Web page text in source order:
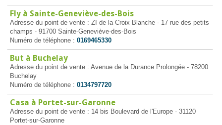
Fly à Sainte-Geneviève-des-Bois
Adresse du point de vente : ZI de la Croix Blanche - 17 rue des petits
champs - 91700 Sainte-Geneviève-des-Bois
Numéro de téléphone : 0169465330
But à Buchelay
Adresse du point de vente : Avenue de la Durance Prolongée - 78200
Buchelay
Numéro de téléphone : 0134797720
Casa à Portet-sur-Garonne
Adresse du point de vente : 14 bis Boulevard de l'Europe - 31120
Portet-sur-Garonne